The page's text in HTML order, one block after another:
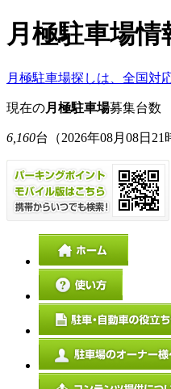
月極駐車場
月極駐車場探しは、全国対
現在の月極駐車場募集台数
6,160台 （2026年08月08日21